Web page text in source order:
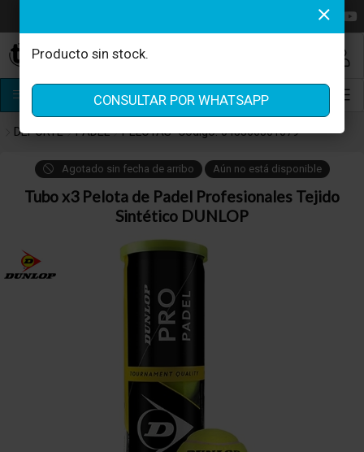
Producto sin stock.
CONSULTAR POR WHATSAPP
PRODUCTOS
DEPORTE PADEL PELOTAS Código: 045566301079
Agotado sin fecha de arribo Aún no está disponible
Tubo x3 Pelota de Padel Profesionales Tejido
Sintético DUNLOP